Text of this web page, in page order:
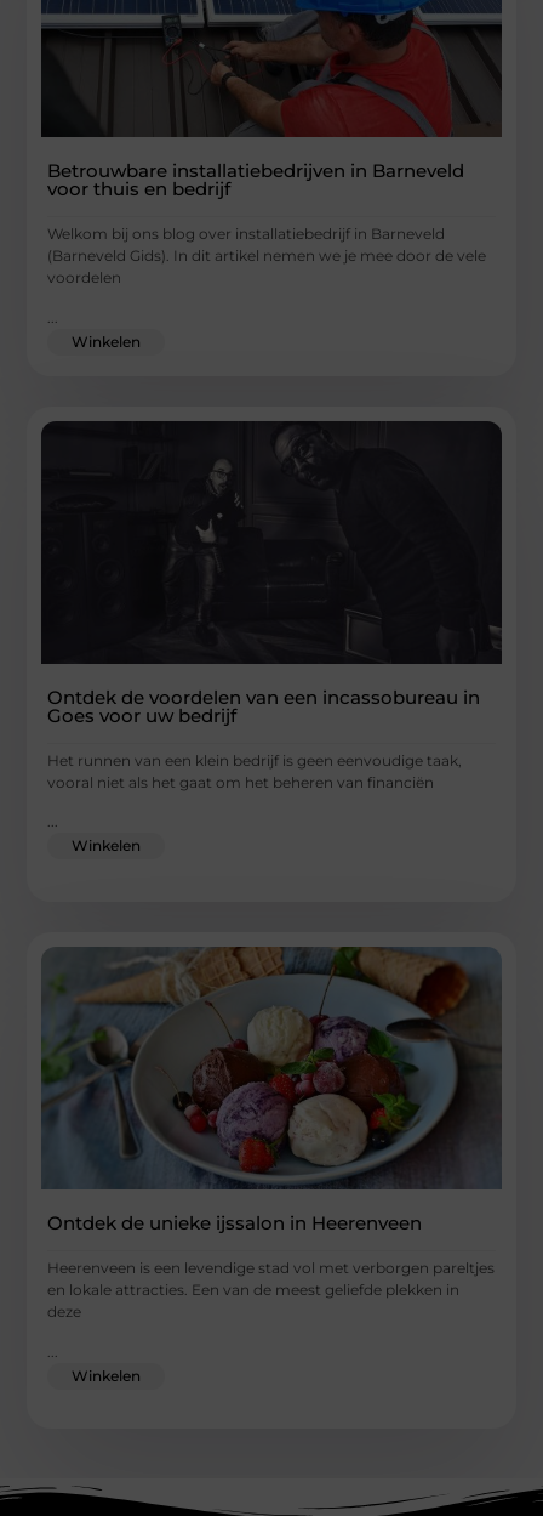
Betrouwbare installatiebedrijven in Barneveld
voor thuis en bedrijf
Welkom bij ons blog over installatiebedrijf in Barneveld
(Barneveld Gids). In dit artikel nemen we je mee door de vele
voordelen
Winkelen
Ontdek de voordelen van een incassobureau in
Goes voor uw bedrijf
Het runnen van een klein bedrijf is geen eenvoudige taak,
vooral niet als het gaat om het beheren van financiën
...
Winkelen
Ontdek de unieke ijssalon in Heerenveen
Heerenveen is een levendige stad vol met verborgen pareltjes
en lokale attracties. Een van de meest geliefde plekken in
deze
Winkelen